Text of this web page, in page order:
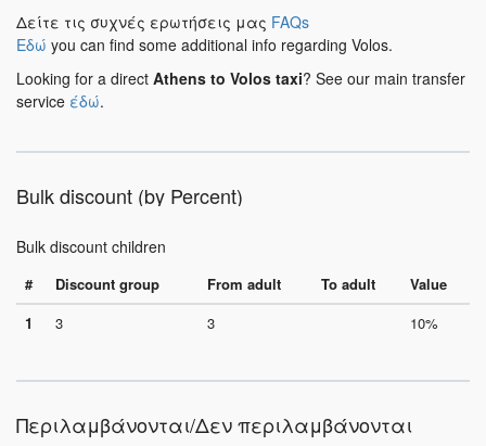
Δείτε τις συχνές ερωτήσεις μας FAQs
Εδώ you can find some additional info regarding Volos.
Looking for a direct Athens to Volos taxi? See our main transfer
service έδώ.
Bulk discount (by Percent)
Bulk discount children
# Discount group From adult To adult
Value
1
3 3 10%
Περιλαμβάνονται/Δεν περιλαμβάνονται